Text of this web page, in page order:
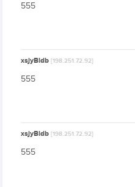
555
xsjyBldb[198.251.72.92]
555
xsjyBldb[198.251.72.92]
555